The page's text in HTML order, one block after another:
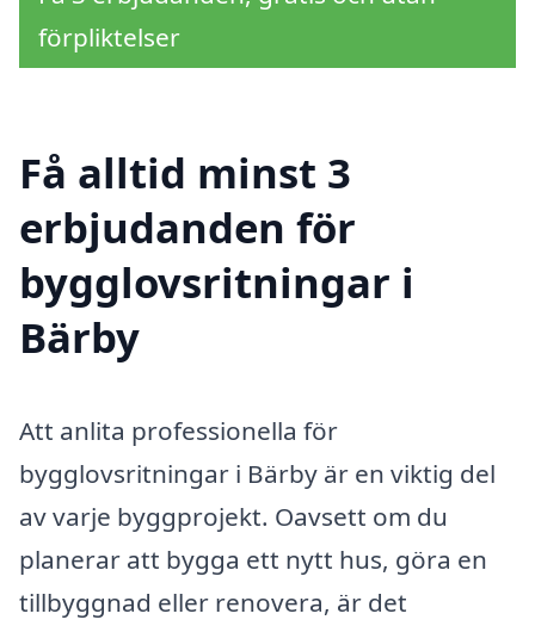
förpliktelser
Få alltid minst 3
erbjudanden för
bygglovsritningar i
Bärby
Att anlita professionella för
bygglovsritningar i Bärby är en viktig del
av varje byggprojekt. Oavsett om du
planerar att bygga ett nytt hus, göra en
tillbyggnad eller renovera, är det